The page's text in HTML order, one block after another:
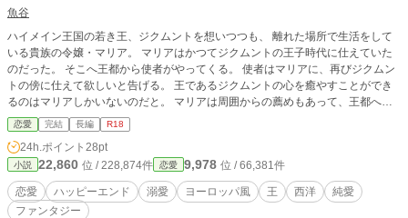
魚谷
ハイメイン王国の若き王、ジクムントを想いつつも、 離れた場所で生活をして
いる貴族の令嬢・マリア。 マリアはかつてジクムントの王子時代に仕えていた
のだった。 そこへ王都から使者がやってくる。 使者はマリアに、再びジクムン
トの傍に仕えて欲しいと告げる。 王であるジクムントの心を癒やすことができ
るのはマリアしかいないのだと。 マリアは周囲からの薦めもあって、王都へ旅
立つ。 ・エブリスタでも掲載中です ・１８禁シーンについては「※」をつけま
す ・作家になろう、エブリスタで連載しております
恋愛 完結 長編 R18
24h.ポイント 28pt
小説 22,860 位 / 228,874件 恋愛 9,978 位 / 66,381件
恋愛 ハッピーエンド 溺愛 ヨーロッパ風 王 西洋
純愛
ファンタジー